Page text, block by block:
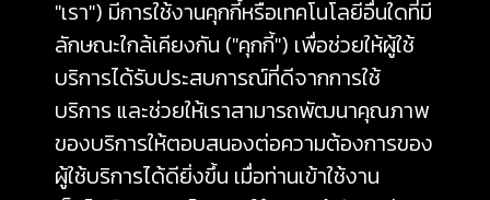
"เรา") มีการใช้งานคุกกี้หรือเทคโนโลยีอื่นใดที่มี
ลักษณะใกล้เคียงกัน ("คุกกี้") เพื่อช่วยให้ผู้ใช้
บริการได้รับประสบการณ์ที่ดีจากการใช้
บริการ และช่วยให้เราสามารถพัฒนาคุณภาพ
ของบริการให้ตอบสนองต่อความต้องการของ
ผู้ใช้บริการได้ดียิ่งขึ้น เมื่อท่านเข้าใช้งาน